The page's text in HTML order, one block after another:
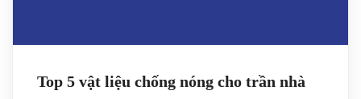
Top 5 vật liệu chống nóng cho trần nhà